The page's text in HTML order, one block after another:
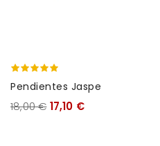
Pendientes Jaspe
18,00 € 17,10 €